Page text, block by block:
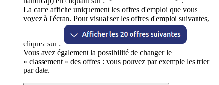
La carte affiche uniquement les offres d'emploi que vous
voyez à l'écran. Pour visualiser les offres d'emploi suivantes,
cliquez sur :
Vous avez également la possibilité de changer le
« classement » des offres : vous pouvez par exemple les trier
par date.